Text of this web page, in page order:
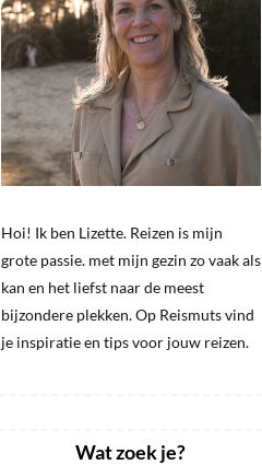
Hoi! Ik ben Lizette. Reizen is mijn
grote passie. met mijn gezin zo vaak als
kan en het liefst naar de meest
bijzondere plekken. Op Reismuts vind
je inspiratie en tips voor jouw reizen.
Wat zoek je?